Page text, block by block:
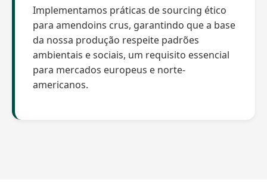
Implementamos práticas de sourcing ético
para amendoins crus, garantindo que a base
da nossa produção respeite padrões
ambientais e sociais, um requisito essencial
para mercados europeus e norte-
americanos.